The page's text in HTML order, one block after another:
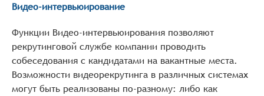
Видео-интервьюирование
Функции Видео-интервьюирования позволяют
рекрутинговой службе компании проводить
собеседования с кандидатами на вакантные места.
Возможности видеорекрутинга в различных системах
могут быть реализованы по-разному: либо как